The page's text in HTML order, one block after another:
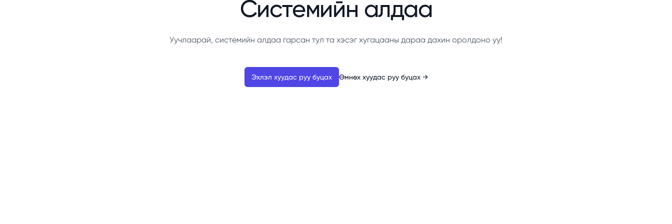
Системийн алдаа
Уучлаарай, системийн алдаа гарсан тул та хэсэг хугацааны дараа дахин оролдоно уу!
Эхлэл хуудас руу буцах Өмнөх хуудас руу буцах →